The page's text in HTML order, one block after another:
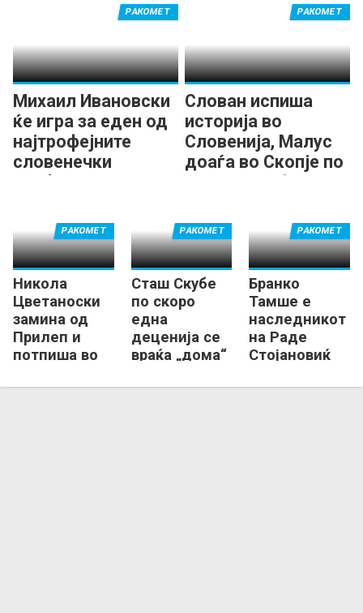
Михаил Ивановски
ќе игра за еден од
најтрофејните
словенечки
клубови!?
РАКОМЕТ
Слован испиша
историја во
Словенија, Малус
доаѓа во Скопје по
освоен трофеј
РАКОМЕТ
Никола
Цветаноски
замина од
Прилеп и
потпиша во
РАКОМЕТ
Сташ Скубе
по скоро
една
деценија се
враќа „дома“
РАКОМЕТ
Бранко
Тамше е
наследникот
на Раде
Стојановиќ
Требње
РАКОМЕТ